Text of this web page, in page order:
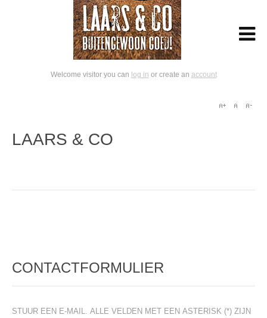
Welcome visitor you can log in or create an account
LAARS & CO
CONTACTFORMULIER
STUUR EEN E-MAIL. ALLE VELDEN MET EEN ASTERISK (*) ZIJN